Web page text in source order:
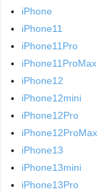
iPhone
iPhone11
iPhone11Pro
iPhone11ProMax
iPhone12
iPhone12mini
iPhone12Pro
iPhone12ProMax
iPhone13
iPhone13mini
iPhone13Pro